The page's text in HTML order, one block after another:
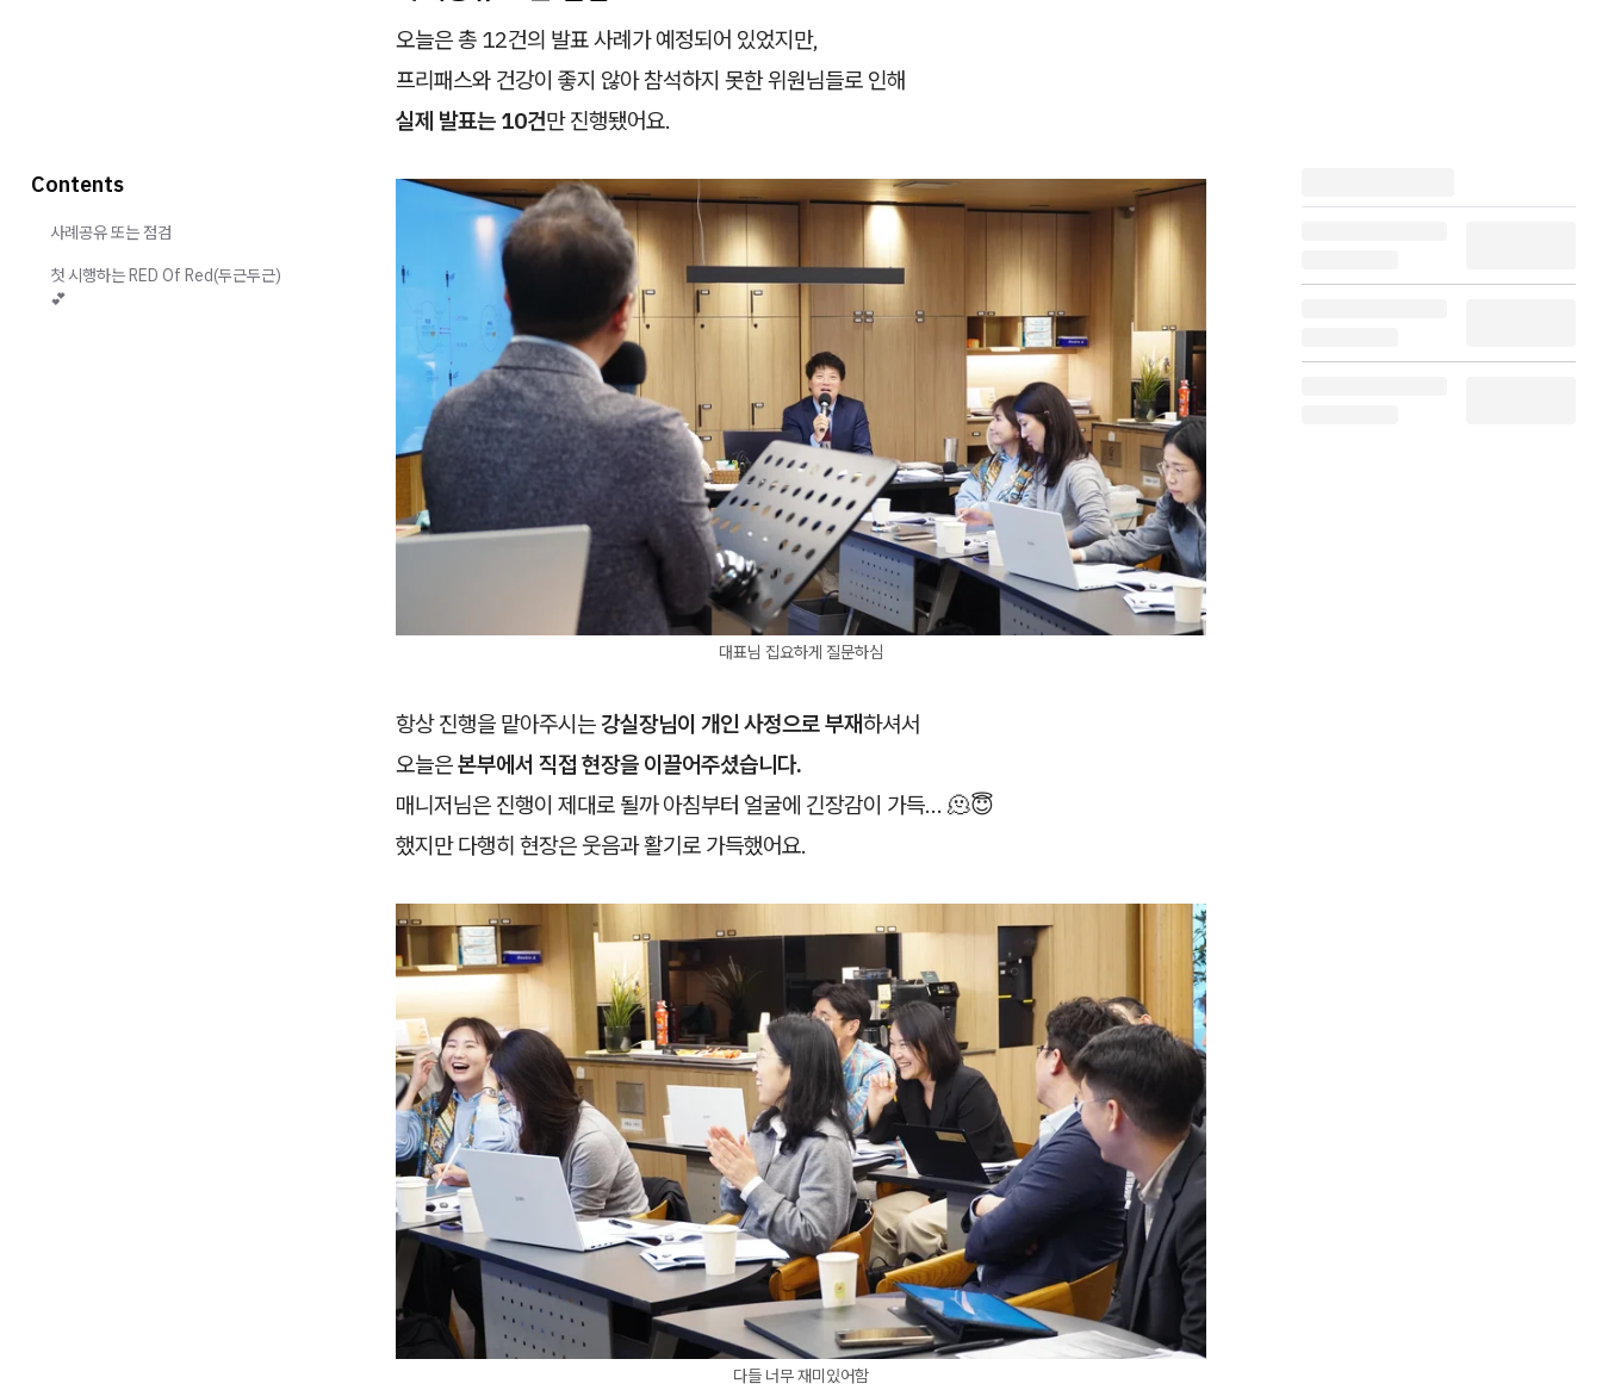
오늘은 총 12건의 발표 사례가 예정되어 있었지만,
프리패스와 건강이 좋지 않아 참석하지 못한 위원님들로 인해
실제 발표는 10건만 진행됐어요.
대표님 집요하게 질문하심
항상 진행을 맡아주시는강실장님이 개인 사정으로 부재하셔서
오늘은본부에서 직접 현장을 이끌어주셨습니다.
매니저님은 진행이 제대로 될까 아침부터 얼굴에 긴장감이 가득… 🫠😇
했지만 다행히 현장은 웃음과 활기로 가득했어요.
다들 너무 재미있어함
Contents
사례공유 또는 점검
첫 시행하는 RED Of Red(두근두근)
💕